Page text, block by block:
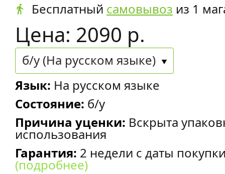
Бесплатный самовывоз из 1
Цена: 2090 р.
б/у (На русском языке)
Язык: На русском языке
Состояние: б/у
Причина уценки: Вскрыта
использования
Гарантия: 2 недели с даты
(подробнее)